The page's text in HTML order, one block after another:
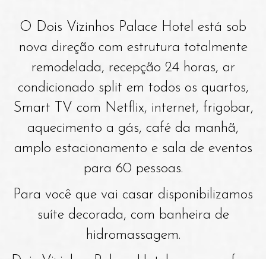
O Dois Vizinhos Palace Hotel está sob
nova direção com estrutura totalmente
remodelada, recepção 24 horas, ar
condicionado split em todos os quartos,
Smart TV com Netflix, internet, frigobar,
aquecimento a gás, café da manhã,
amplo estacionamento e sala de eventos
para 60 pessoas.
Para você que vai casar disponibilizamos
suíte decorada, com banheira de
hidromassagem.